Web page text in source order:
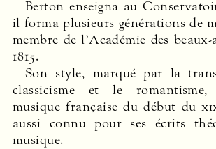
Berton enseigna au
il forma plusieurs générations de
membre de l’Académie des
1815.
Son style, marqué par la
classicisme et le
musique française du début du
aussi connu pour ses écrits
musique.